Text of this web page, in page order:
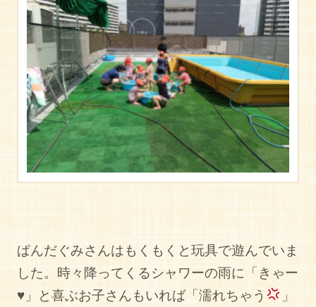
ぱんだぐみさんはもくもくと玩具で遊んでいま
した。時々降ってくるシャワーの雨に「きゃー
♥」と喜ぶお子さんもいれば「濡れちゃう
」